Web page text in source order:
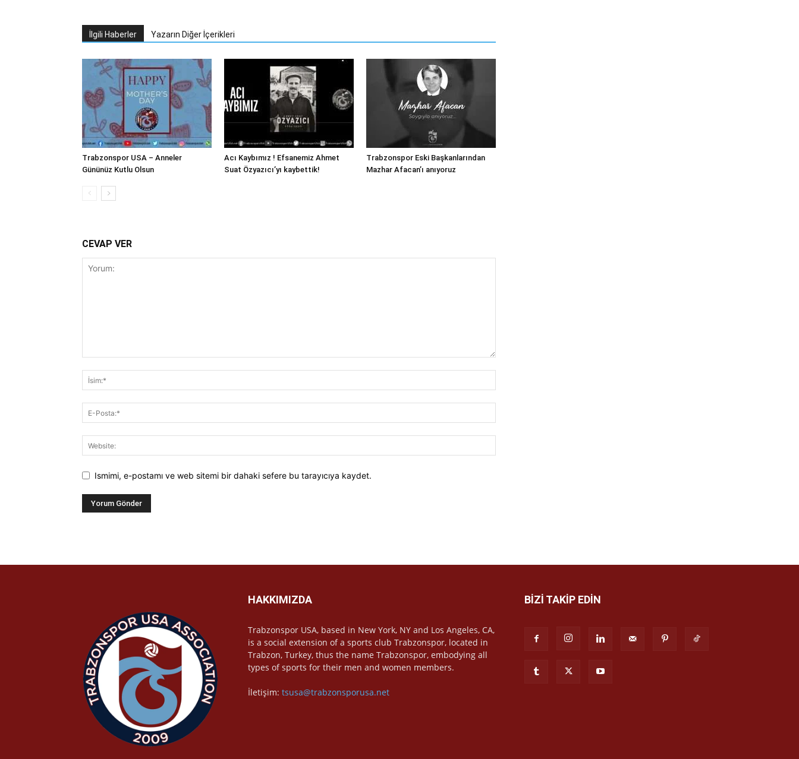
İlgili Haberler Yazarın Diğer İçerikleri
Trabzonspor USA – Anneler
Gününüz Kutlu Olsun
Acı Kaybımız ! Efsanemiz Ahmet
Suat Özyazıcı’yı kaybettik!
Trabzonspor Eski Başkanlarından
Mazhar Afacan’ı anıyoruz
CEVAP VER
Ismimi, e-postamı ve web sitemi bir dahaki sefere bu tarayıcıya kaydet.
HAKKIMIZDA
Trabzonspor USA, based in New York, NY and Los Angeles, CA,
is a social extension of a sports club Trabzonspor, located in
Trabzon, Turkey, thus the name Trabzonspor, embodying all
types of sports for their men and women members.
İletişim: tsusa@trabzonsporusa.net
BİZİ TAKİP EDİN